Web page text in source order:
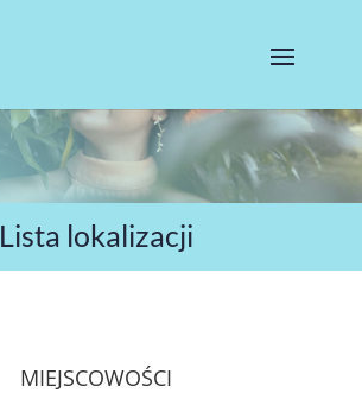
Lista lokalizacji
MIEJSCOWOŚCI